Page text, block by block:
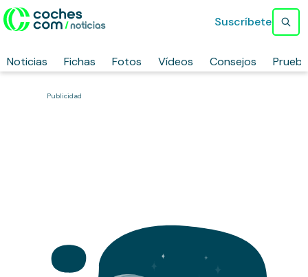
Noticias Fichas Fotos Vídeos Consejos
Suscríbete
Publicidad